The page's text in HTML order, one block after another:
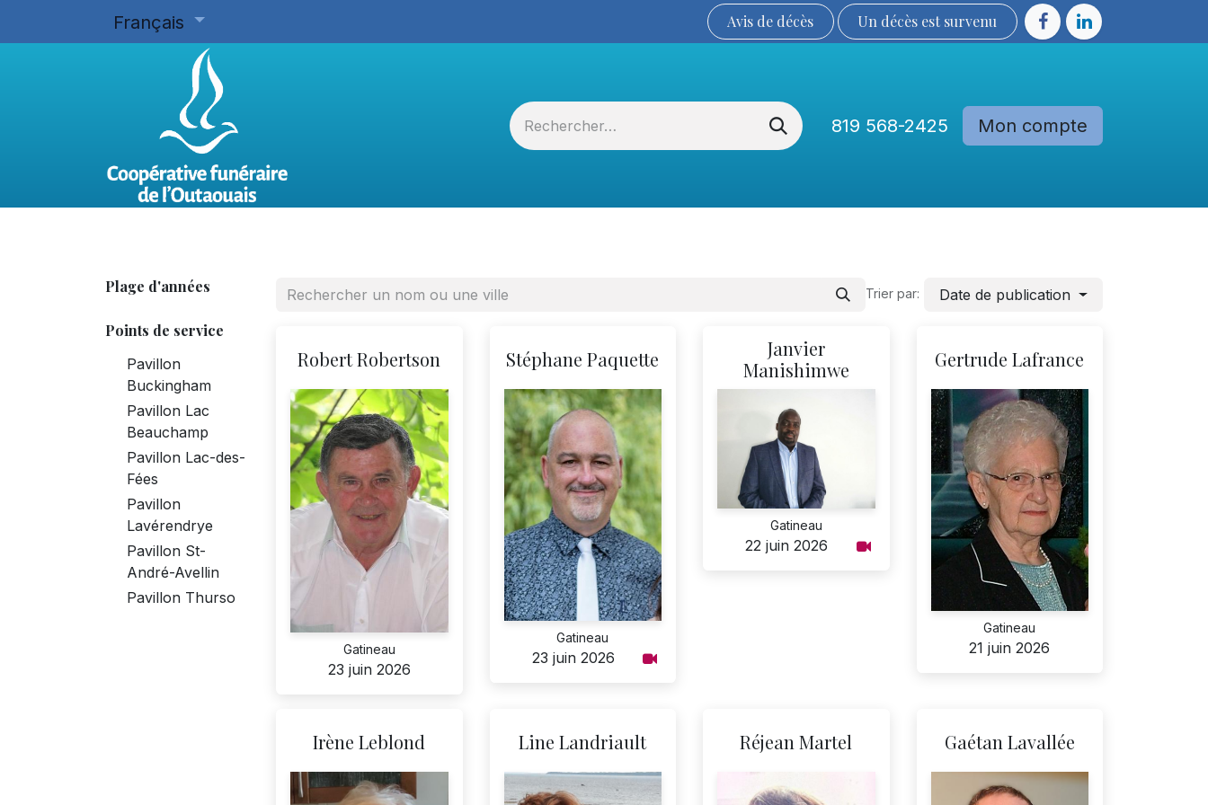
Français Avis de décès Un décès est sur​​​​​​​​ve​nu​​​​​​​​​​
819 568-2425 Mon compte
Plage d'années
Points de service
Pavillon
Buckingham
Pavillon Lac
Beauchamp
Pavillon Lac-des-
Fées
Pavillon
Lavérendrye
Pavillon St-
André-Avellin
Pavillon Thurso
Trier par: Date de publication
Robert Robertson
Gatineau
23 juin 2026
Stéphane Paquette
Gatineau
23 juin 2026
Janvier
Manishimwe
Gatineau
22 juin 2026
Gertrude Lafrance
Gatineau
21 juin 2026
Irène Leblond Line Landriault Réjean Martel Gaétan Lavallée